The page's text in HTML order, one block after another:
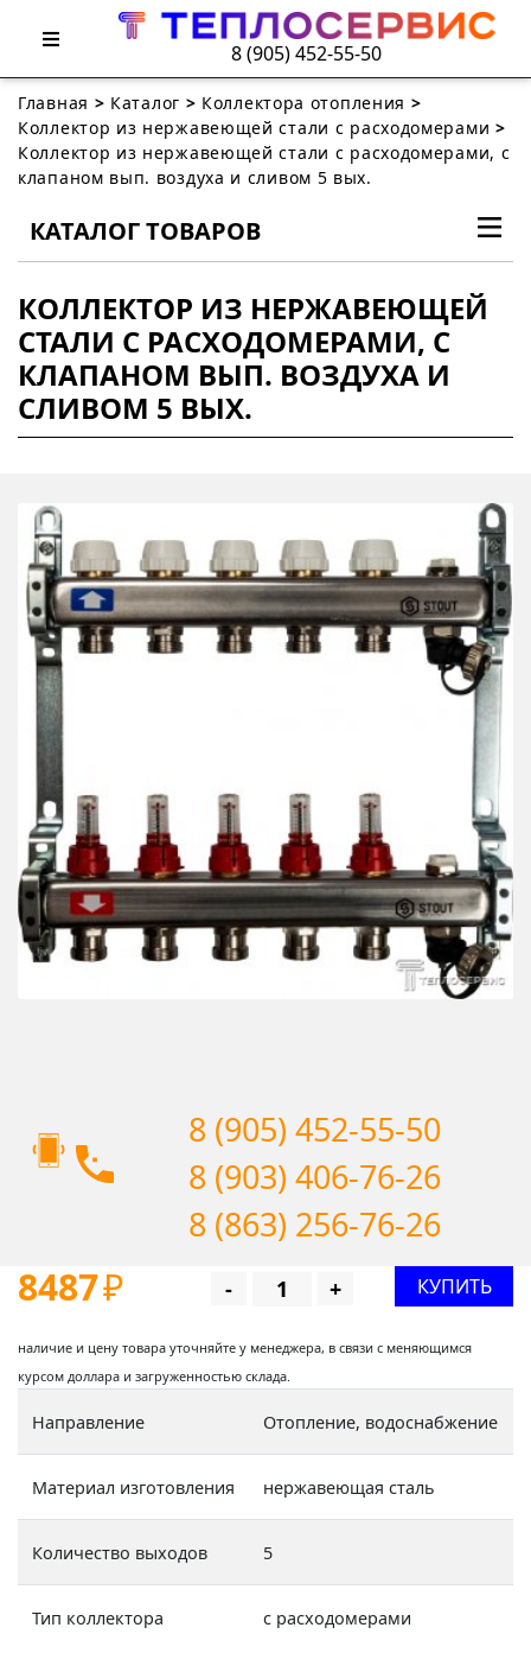
8 (905) 452-55-50
Главная > Каталог > Коллектора отопления >
Коллектор из нержавеющей стали с расходомерами >
Коллектор из нержавеющей стали с расходомерами, с
клапаном вып. воздуха и сливом 5 вых.
КАТАЛОГ ТОВАРОВ
КОЛЛЕКТОР ИЗ НЕРЖАВЕЮЩЕЙ
СТАЛИ С РАСХОДОМЕРАМИ, С
КЛАПАНОМ ВЫП. ВОЗДУХА И
СЛИВОМ 5 ВЫХ.
8 (905) 452-55-50
8 (903) 406-76-26
8 (863) 256-76-26
8487₽ - + КУПИТЬ
наличие и цену товара уточняйте у менеджера, в связи с меняющимся
курсом доллара и загруженностью склада.
Направление Отопление, водоснабжение
Материал изготовления нержавеющая сталь
Количество выходов 5
Тип коллектора с расходомерами